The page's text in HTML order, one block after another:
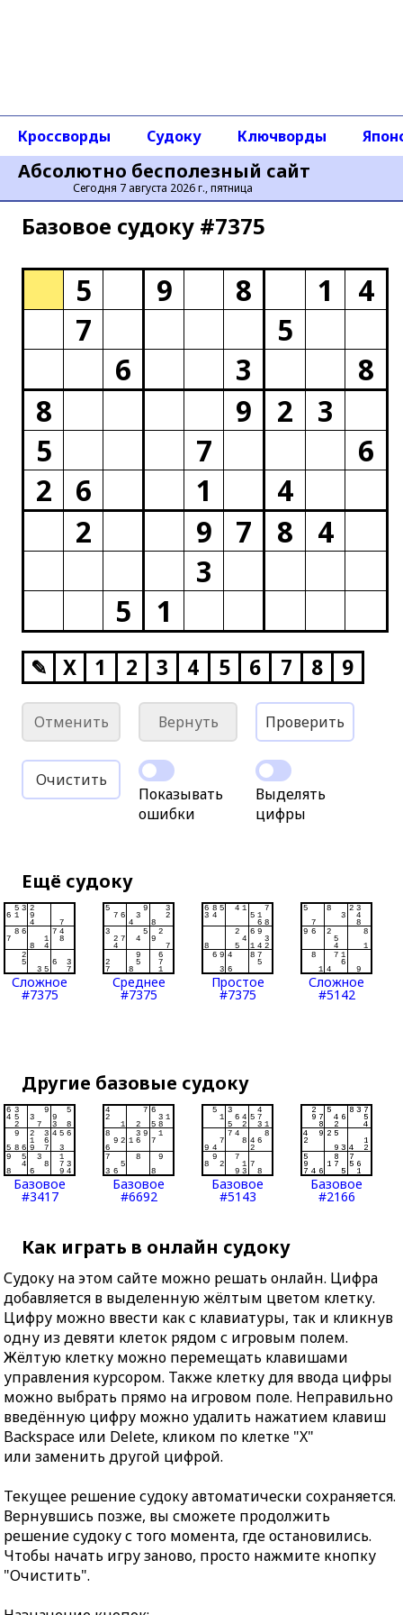
Абсолютно бесполезный сайт
Сегодня 7 августа 2026 г., пятница
Кроссворды Судоку Ключворды
Базовое cудоку #7375
5 9 8 1
4
7
5
6
3
8
8
9 2
3
5
7
6
2
6 1
4
2
9 7 8
4
3
5
1
✎ X 1 2 3 4 5 6 7 8 9
Отменить Вернуть Проверить
Очистить
Показывать
ошибки
Выделять
цифры
Ещё судоку
Сложное
#7375
Среднее
#7375
Простое
#7375
Сложное
#5142
Другие базовые судоку
Базовое
#3417
Базовое
#6692
Базовое
#5143
Базовое
#2166
Как играть в онлайн судоку
Судоку на этом сайте можно решать онлайн. Цифра
добавляется в выделенную жёлтым цветом клетку.
Цифру можно ввести как с клавиатуры, так и кликнув
одну из девяти клеток рядом с игровым полем.
Жёлтую клетку можно перемещать клавишами
управления курсором. Также клетку для ввода цифры
можно выбрать прямо на игровом поле. Неправильно
введённую цифру можно удалить нажатием клавиш
Backspace или Delete, кликом по клетке "X"
или заменить другой цифрой.
Текущее решение судоку автоматически сохраняется.
Вернувшись позже, вы сможете продолжить
решение судоку с того момента, где остановились.
Чтобы начать игру заново, просто нажмите кнопку
"Очистить".